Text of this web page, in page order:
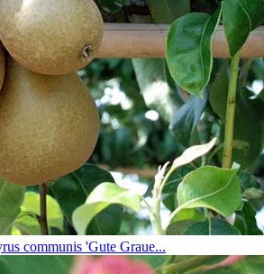
communis 'Gute Graue...